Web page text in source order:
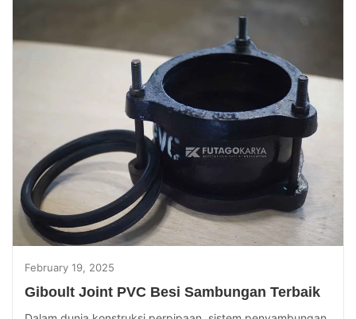
February 19, 2025
Giboult Joint PVC Besi Sambungan Terbaik